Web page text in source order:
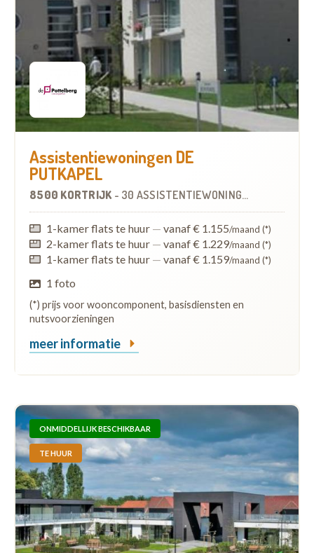
Assistentiewoningen DE
PUTKAPEL
8500 KORTRIJK - 30 ASSISTENTIEWONINGEN
1-kamer flats te huur — vanaf € 1.155/maand (*)
2-kamer flats te huur — vanaf € 1.229/maand (*)
1-kamer flats te huur — vanaf € 1.159/maand (*)
1 foto
(*) prijs voor wooncomponent, basisdiensten en
nutsvoorzieningen
meer informatie
ONMIDDELLIJK BESCHIKBAAR
TE HUUR